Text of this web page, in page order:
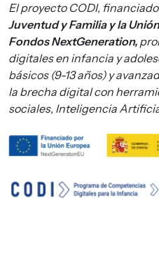
El proyecto CODI,
Juventud y Familia y la
Fondos NextGeneration,
digitales en infancia y
básicos (9-13 años) y
la brecha digital con
sociales, Inteligencia
Imagen